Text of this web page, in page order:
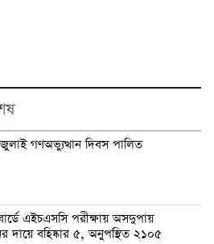
জুলাই গণঅভ্যুত্থান দিবস পালিত
এইচএসসি পরীক্ষায় অসদুপায়
দায়ে বহিষ্কার ৫, অনুপস্থিত ২১০৫